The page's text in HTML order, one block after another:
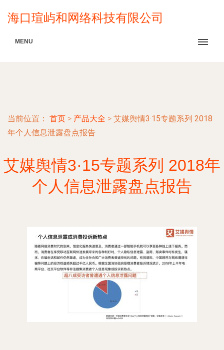
海口瑄屿和网络科技有限公司
MENU
当前位置： 首页 > 产品大全 > 艾媒舆情3·15专题系列 2018
年个人信息泄露盘点报告
艾媒舆情3·15专题系列 2018年
个人信息泄露盘点报告